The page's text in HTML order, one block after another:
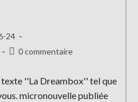
24
Commentaires
publication :
0 commentaire
''La Dreambox'' tel que
micronouvelle publiée